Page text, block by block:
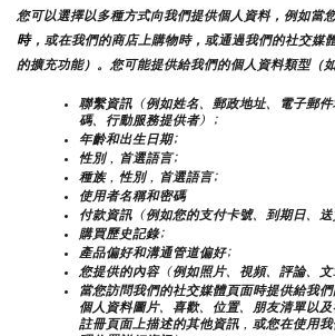
您可以選擇以多種方式向我們提供個人資料，例如當
時，或在我們的商店上購物時，或通過我們的社交媒
的擴充功能）。您可能提供給我們的個人資料類型（
聯繫資訊（例如姓名、郵政地址、電子郵
碼、行動服務提供者）;
年齡和出生日期;
性別，首選語言;
種族，性別，首選語言;
使用者名稱和密碼
付款資訊（例如您的支付卡號、到期日、
購買歷史記錄;
產品偏好和溝通管道偏好;
您提供的內容（例如照片、視頻、評論、
當您訪問我們的社交媒體頁面時提供給我們
個人資料圖片、喜歡、位置、朋友清單以
註冊頁面上描述的其他資訊，或您在使用